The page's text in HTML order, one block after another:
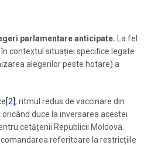
parlamentare anticipate.
La fel
contextul situației specifice legate
alegerilor peste hotare) a
[2], ritmul redus de vaccinare din
duce la inversarea acestei
cetățenii Republicii Moldova.
referitoare la restricțiile